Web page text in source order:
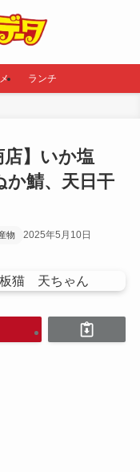
ランチ
】いか塩
か鯖、天日干
物 2025年5月10日